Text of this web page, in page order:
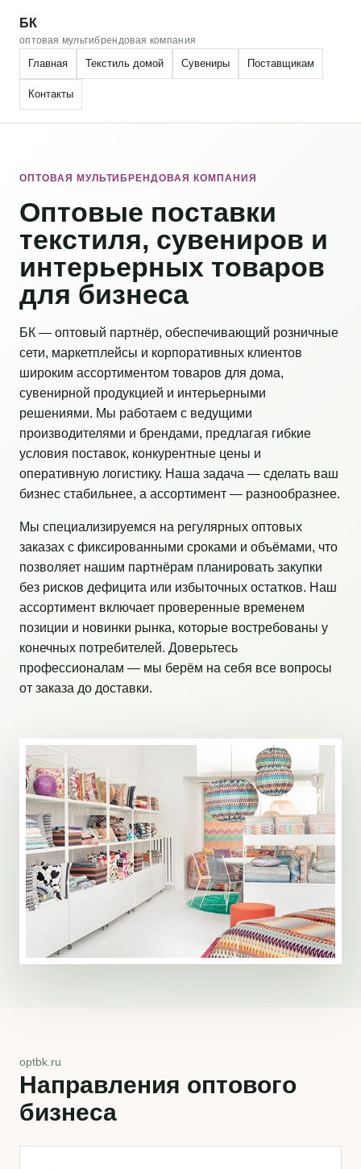
БК
оптовая мультибрендовая компания
Главная Текстиль домой Сувениры Поставщикам
Контакты
ОПТОВАЯ МУЛЬТИБРЕНДОВАЯ КОМПАНИЯ
Оптовые поставки
текстиля, сувениров и
интерьерных товаров
для бизнеса
БК — оптовый партнёр, обеспечивающий розничные
сети, маркетплейсы и корпоративных клиентов
широким ассортиментом товаров для дома,
сувенирной продукцией и интерьерными
решениями. Мы работаем с ведущими
производителями и брендами, предлагая гибкие
условия поставок, конкурентные цены и
оперативную логистику. Наша задача — сделать ваш
бизнес стабильнее, а ассортимент — разнообразнее.
Мы специализируемся на регулярных оптовых
заказах с фиксированными сроками и объёмами, что
позволяет нашим партнёрам планировать закупки
без рисков дефицита или избыточных остатков. Наш
ассортимент включает проверенные временем
позиции и новинки рынка, которые востребованы у
конечных потребителей. Доверьтесь
профессионалам — мы берём на себя все вопросы
от заказа до доставки.
optbk.ru
Направления оптового
бизнеса